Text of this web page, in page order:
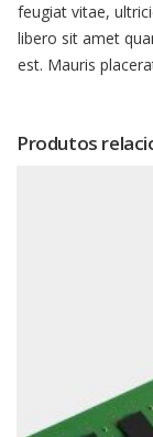
feugiat vitae,
libero sit amet
est. Mauris
Produtos